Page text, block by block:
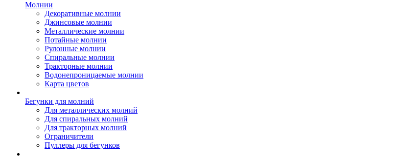
Молнии
Декоративные молнии
Джинсовые молнии
Металлические молнии
Потайные молнии
Рулонные молнии
Спиральные молнии
Тракторные молнии
Водонепроницаемые молнии
Карта цветов
Бегунки для молний
Для металлических молний
Для спиральных молний
Для тракторных молний
Ограничители
Пуллеры для бегунков